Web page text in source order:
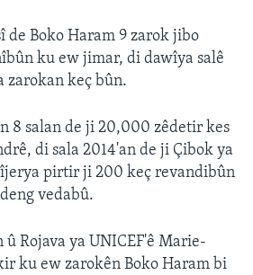
de Boko Haram 9 zarok jibo
ku ew jimar, di dawîya salê
zarokan keç bûn.
8 salan de ji 20,000 zêdetir kes
di sala 2014'an de ji Çibok ya
pirtir ji 200 keç revandibûn
vedabû.
Rojava ya UNICEF'ê Marie-
ku ew zarokên Boko Haram bi